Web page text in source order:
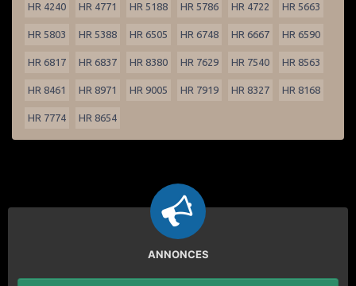
HR 4240 HR 4771 HR 5188 HR 5786 HR 4722 HR 5663
HR 5803 HR 5388 HR 6505 HR 6748 HR 6667 HR 6590
HR 6817 HR 6837 HR 8380 HR 7629 HR 7540 HR 8563
HR 8461 HR 8971 HR 9005 HR 7919 HR 8327 HR 8168
HR 7774 HR 8654
ANNONCES